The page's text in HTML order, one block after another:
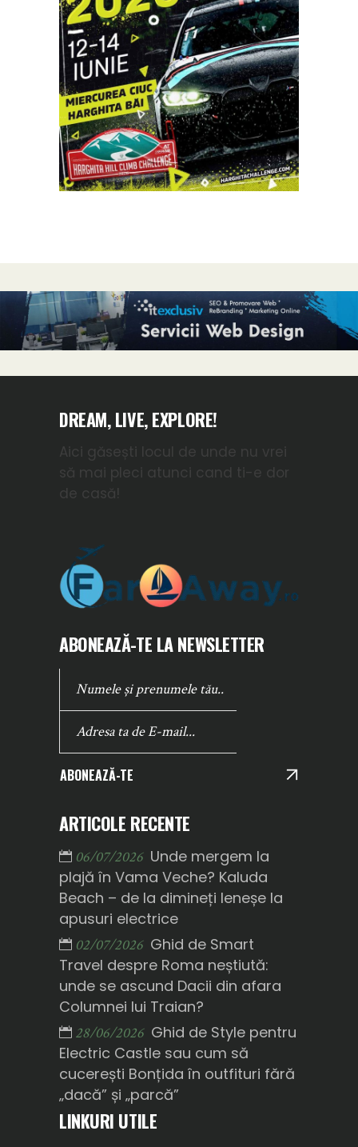
DREAM, LIVE, EXPLORE!
Aici găsești locul de unde nu vrei
să mai pleci atunci cand ti-e dor
de casă!
ABONEAZĂ-TE LA NEWSLETTER
ABONEAZĂ-TE
ARTICOLE RECENTE
06/07/2026 Unde mergem la
plajă în Vama Veche? Kaluda
Beach – de la dimineți leneșe la
apusuri electrice
02/07/2026 Ghid de Smart
Travel despre Roma neștiută:
unde se ascund Dacii din afara
Columnei lui Traian?
28/06/2026 Ghid de Style pentru
Electric Castle sau cum să
cucerești Bonțida în outfituri fără
„dacă” și „parcă”
LINKURI UTILE